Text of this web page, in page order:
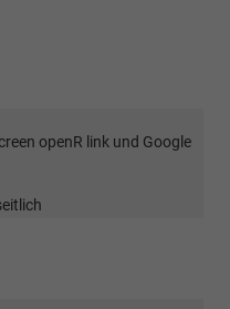
openR link und Google